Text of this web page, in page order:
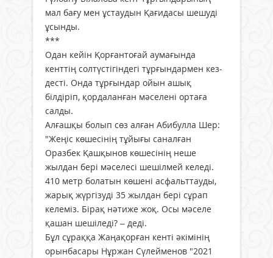
мал бағу мен ұстаудын Қағидасы шешуді
ұсынды.
***
Одан кейін Қорғантоғай аумағында
кенттің солтүстігіндегі тұрғындармен кез­
десті. Онда тұрғындар ойын ашық
білдіріп, қордаланған мәселені ортаға
салды.
Алғашқы болып сөз алған Абибулла Шер:
"Жеңіс көшесінің тұйығы саналған
Оразбек Қашқынов көшесінің неше
жылдан бері мәселесі шешілмей келеді.
410 метр болатын көшені асфальттауды,
жарық жүргізуді 35 жылдан бері сұрап
келеміз. Бірақ нәтиже жоқ. Осы мәселе
қашан шешіледі? – деді.
Бұл сұраққа Жаңақорған кенті әкімінің
орынбасары Нұржан Сүлейменов "2021